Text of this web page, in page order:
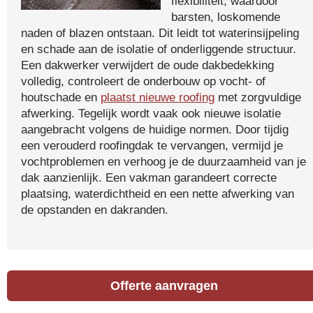
barsten, loskomende
naden of blazen ontstaan. Dit leidt tot waterinsijpeling
en schade aan de isolatie of onderliggende structuur.
Een dakwerker verwijdert de oude dakbedekking
volledig, controleert de onderbouw op vocht- of
houtschade en plaatst nieuwe roofing met zorgvuldige
afwerking. Tegelijk wordt vaak ook nieuwe isolatie
aangebracht volgens de huidige normen. Door tijdig
een verouderd roofingdak te vervangen, vermijd je
vochtproblemen en verhoog je de duurzaamheid van je
dak aanzienlijk. Een vakman garandeert correcte
plaatsing, waterdichtheid en een nette afwerking van
de opstanden en dakranden.
Offerte aanvragen